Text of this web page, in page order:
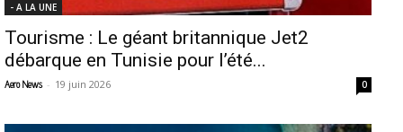
- A LA UNE
Tourisme : Le géant britannique Jet2
débarque en Tunisie pour l’été...
Aero News - 19 juin 2026 0